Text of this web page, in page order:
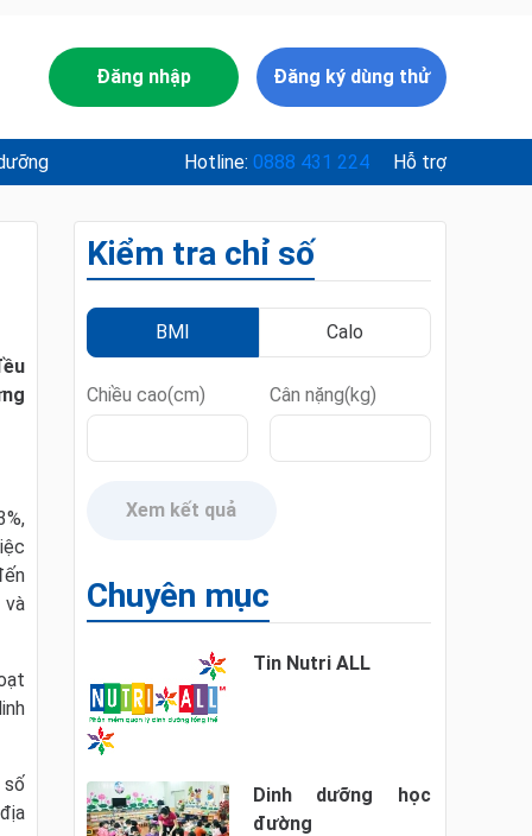
Đăng nhập Đăng ký dùng thử
Hotline: 0888 431 224 Hỗ trợ
và
số
Kiểm tra chỉ số
BMI Calo
Chiều cao(cm) Cân nặng(kg)
Xem kết quả
Chuyên mục
Tin Nutri ALL
Dinh dưỡng học
đường